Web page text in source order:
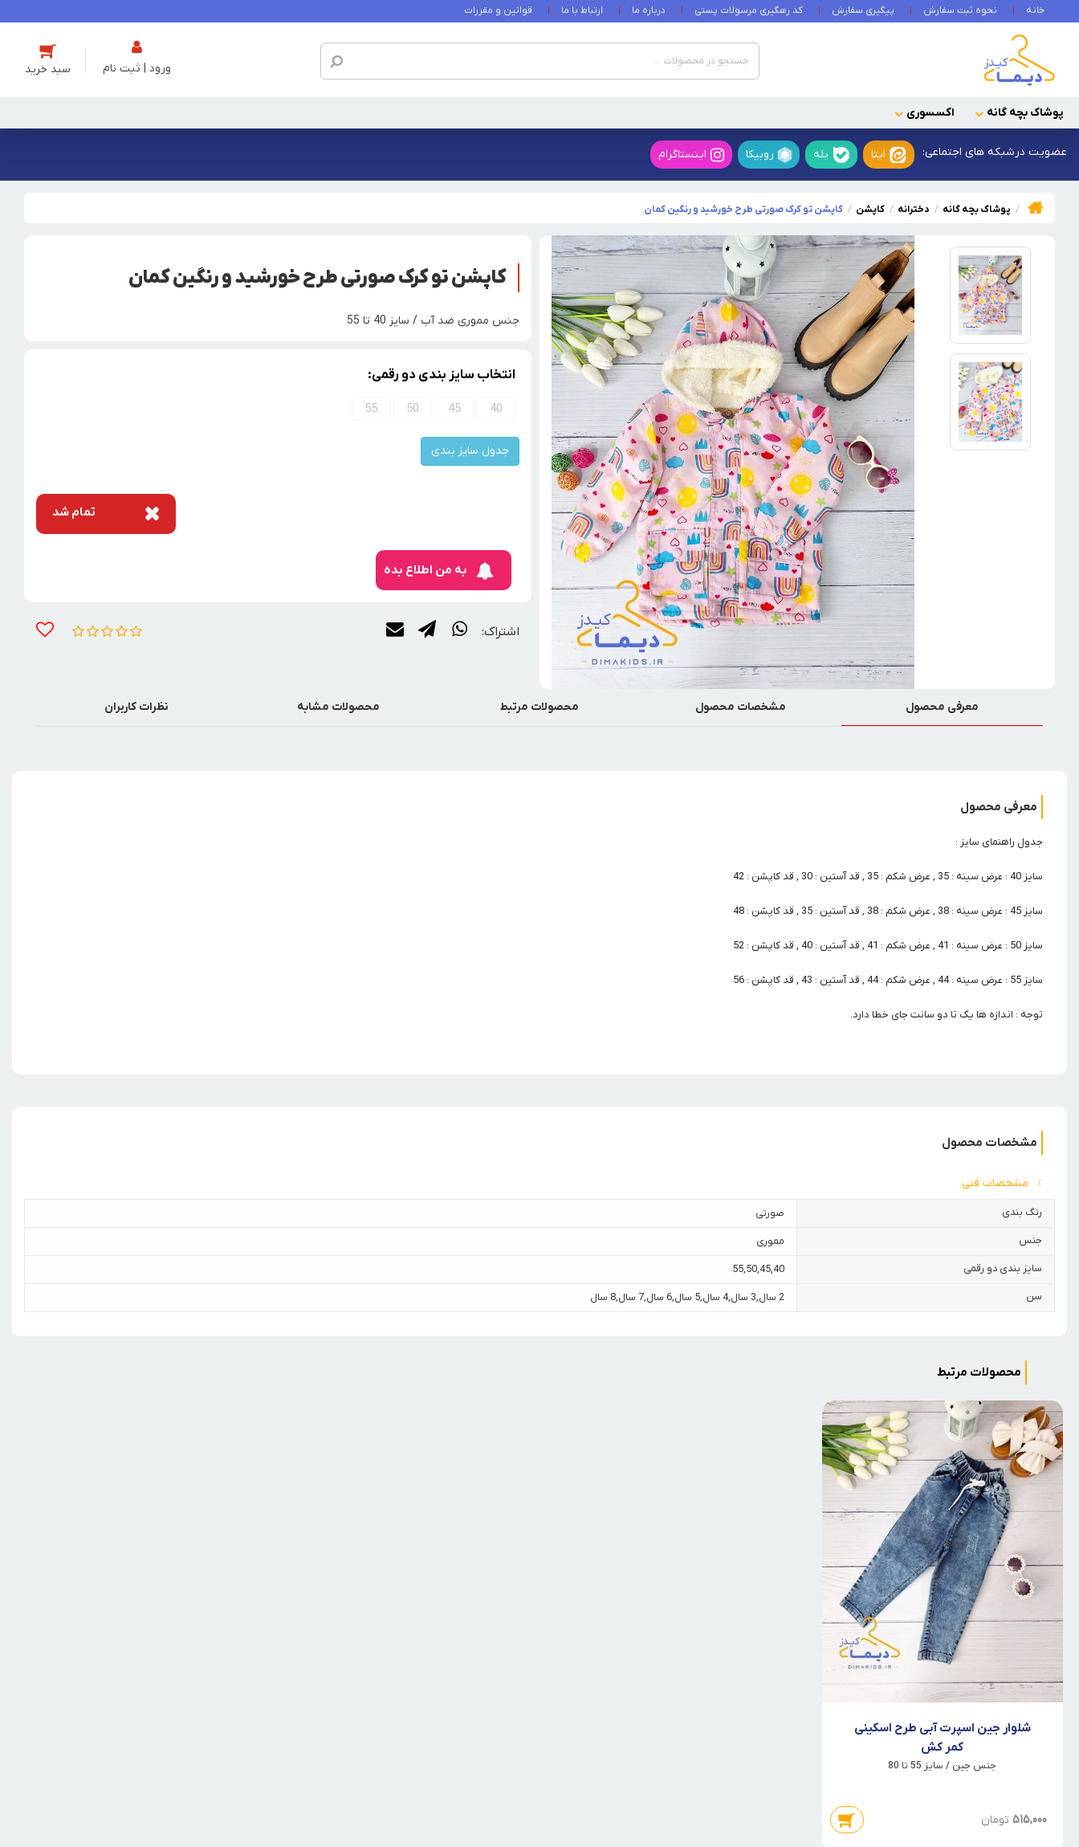
خانه نحوه ثبت سفارش پیگیری سفارش کد رهگیری مرسولات پستی درباره ما ارتباط با ما قوانین و مقررات
ورود | ثبت نام
پوشاک بچه گانه اکسسوری
عضویت درشبکه های اجتماعی: ایتا بله روبیکا اینستاگرام
پوشاک بچه گانه دخترانه کاپشن کاپشن تو کرک صورتی طرح خورشید و رنگین کمان
کاپشن تو کرک صورتی طرح خورشید و رنگین کمان
جنس مموری ضد آب / سایز 40 تا 55
انتخاب سایز بندی دو رقمی:
40
45
50
55
جدول سایز بندی
تمام شد
به من اطلاع بده
اشتراک:
معرفی محصول مشخصات محصول محصولات مرتبط محصولات مشابه نظرات کاربران
معرفی محصول
جدول راهنمای سایز :
سایز 40 : عرض سینه : 35 , عرض شکم : 35 , قد آستین : 30 , قد کاپشن : 42
سایز 45 : عرض سینه : 38 , عرض شکم : 38 , قد آستین : 35 , قد کاپشن : 48
سایز 50 : عرض سینه : 41 , عرض شکم : 41 , قد آستین : 40 , قد کاپشن : 52
سایز 55 : عرض سینه : 44 , عرض شکم : 44 , قد آستین : 43 , قد کاپشن : 56
توجه : اندازه ها یک تا دو سانت جای خطا دارد.
مشخصات محصول
مشخصات فنی
رنگ بندی صورتی
جنس مموری
سایز بندی دو رقمی 40
,
45
,
50
,
55
سن 2 سال ,3 سال ,4 سال ,5 سال ,6 سال ,7 سال ,8 سال
محصولات مرتبط
شلوار جین اسپرت آبی طرح اسکینی
کمر کش
جنس جین / سایز 55 تا 80
515,000 تومان